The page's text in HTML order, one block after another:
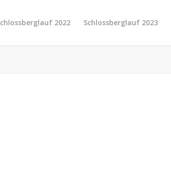
2022 Schlossberglauf 2023